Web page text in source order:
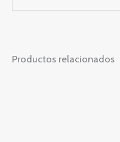
Productos relacionados